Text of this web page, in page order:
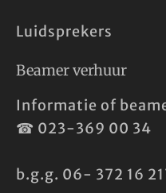
Luidsprekers
Beamer verhuur
Informatie of
☎ 023-369 00 34
b.g.g. 06- 372 16